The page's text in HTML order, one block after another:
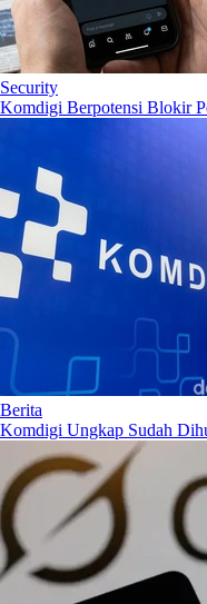
Security
Komdigi Berpotensi Blokir
Berita
Komdigi Ungkap Sudah